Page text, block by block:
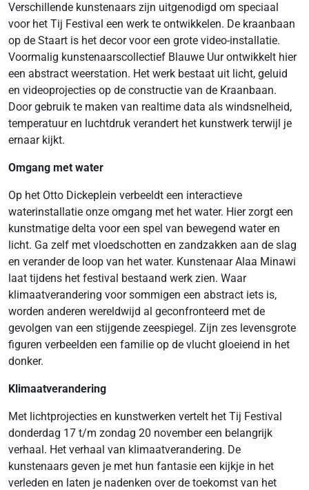
Verschillende kunstenaars zijn uitgenodigd om speciaal
voor het Tij Festival een werk te ontwikkelen. De kraanbaan
op de Staart is het decor voor een grote video-installatie.
Voormalig kunstenaarscollectief Blauwe Uur ontwikkelt hier
een abstract weerstation. Het werk bestaat uit licht, geluid
en videoprojecties op de constructie van de Kraanbaan.
Door gebruik te maken van realtime data als windsnelheid,
temperatuur en luchtdruk verandert het kunstwerk terwijl je
ernaar kijkt.
Omgang met water
Op het Otto Dickeplein verbeeldt een interactieve
waterinstallatie onze omgang met het water. Hier zorgt een
kunstmatige delta voor een spel van bewegend water en
licht. Ga zelf met vloedschotten en zandzakken aan de slag
en verander de loop van het water. Kunstenaar Alaa Minawi
laat tijdens het festival bestaand werk zien. Waar
klimaatverandering voor sommigen een abstract iets is,
worden anderen wereldwijd al geconfronteerd met de
gevolgen van een stijgende zeespiegel. Zijn zes levensgrote
figuren verbeelden een familie op de vlucht gloeiend in het
donker.
Klimaatverandering
Met lichtprojecties en kunstwerken vertelt het Tij Festival
donderdag 17 t/m zondag 20 november een belangrijk
verhaal. Het verhaal van klimaatverandering. De
kunstenaars geven je met hun fantasie een kijkje in het
verleden en laten je nadenken over de toekomst van het